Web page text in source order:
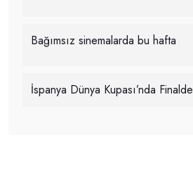
Bağımsız sinemalarda bu hafta
İspanya Dünya Kupası’nda Finalde